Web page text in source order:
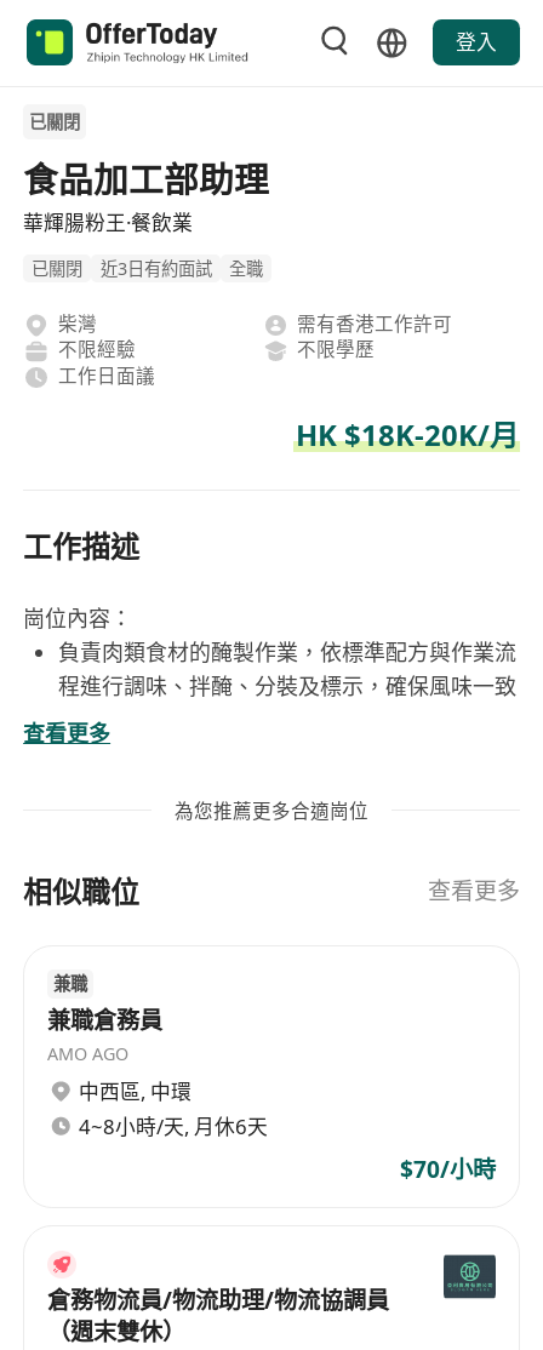
登入
已關閉
食品加工部助理
華輝腸粉王·餐飲業
已關閉 近3日有約面試 全職
柴灣
需有香港工作許可
不限經驗
不限學歷
工作日面議
HK $18K-20K/月
工作描述
崗位內容：
負責肉類食材的醃製作業，依標準配方與作業流
程進行調味、拌醃、分裝及標示，確保風味一致
性與食品安全規範。
協助原料接收、檢驗與儲存管理，確認肉品新鮮
操作並清潔醃製相關設備與器具（如攪拌機、真
日清消與點檢記錄。
工作要求：
擁有砧板處理經驗者優先，熟悉肉品分切、去
筋、修整等前置處理作業，動作穩定且注重細
節。
能適應低溫作業環境（冷藏/冷凍區），具備基
具責任感與團隊合作意識，服從主管指示，能配
合輪班或旺季彈性出勤安排。
查看更多
為您推薦更多合適崗位
相似職位 查看更多
兼職
兼職倉務員
AMO AGO
中西區, 中環
4~8小時/天, 月休6天
$70/小時
倉務物流員/物流助理/物流協調員
（週末雙休）